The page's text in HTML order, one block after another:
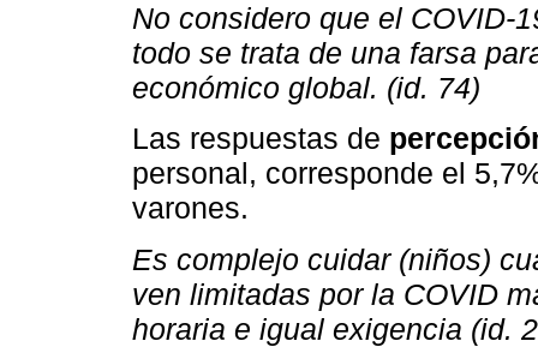
No considero que el COVID-
todo se trata de una farsa
económico global. (id. 74)
Las respuestas de
personal, corresponde el
varones.
Es complejo cuidar (niños)
ven limitadas por la COVID
horaria e igual exigencia (id.